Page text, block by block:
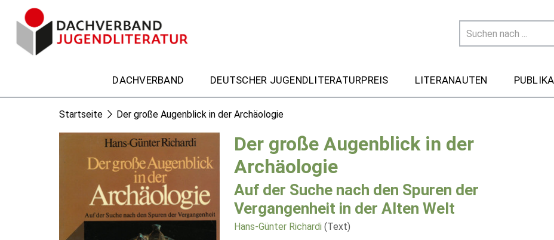
DACHVERBAND DEUTSCHER JUGENDLITERATURPREIS LITERANAUTEN
Startseite Der große Augenblick in der Archäologie
Der große Augenblick in der
Archäologie
Auf der Suche nach den Spuren der
Vergangenheit in der Alten Welt
Hans-Günter Richardi (Text)